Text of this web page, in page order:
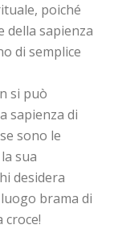
poiché
sapienza
di semplice
si può
sapienza di
sono le
sua
desidera
brama di